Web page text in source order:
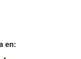
en: